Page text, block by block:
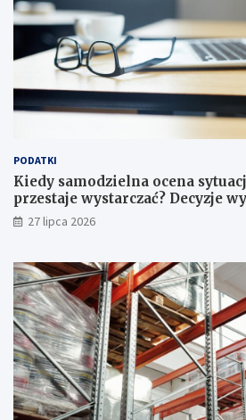
PODATKI
Kiedy samodzielna ocena
przestaje wystarczać? Decyzje
której nie zastąpi internet
27 lipca 2026